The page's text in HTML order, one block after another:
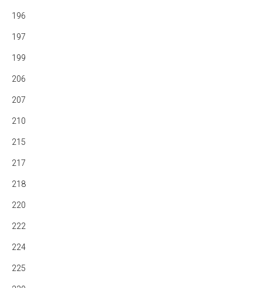
196
197
199
206
207
210
215
217
218
220
222
224
225